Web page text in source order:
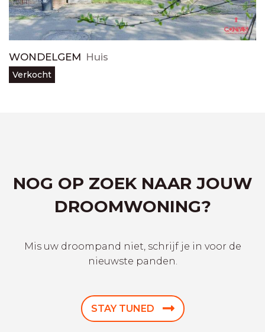
WONDELGEM Huis
Verkocht
NOG OP ZOEK NAAR JOUW
DROOMWONING?
Mis uw droompand niet, schrijf je in voor de
nieuwste panden.
STAY TUNED